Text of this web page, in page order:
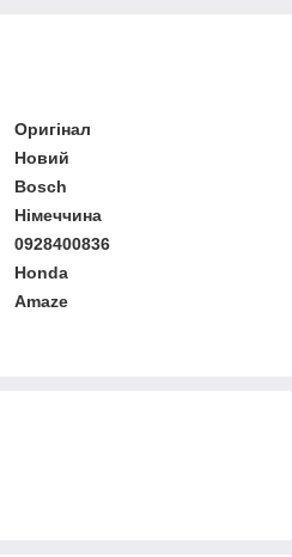
Оригінал
Новий
Bosch
Німеччина
0928400836
Honda
Amaze